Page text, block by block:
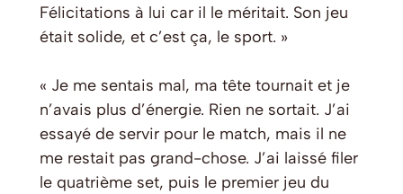
Félicitations à lui car il le méritait. Son jeu
était solide, et c’est ça, le sport. »
« Je me sentais mal, ma tête tournait et je
n’avais plus d’énergie. Rien ne sortait. J’ai
essayé de servir pour le match, mais il ne
me restait pas grand-chose. J’ai laissé filer
le quatrième set, puis le premier jeu du